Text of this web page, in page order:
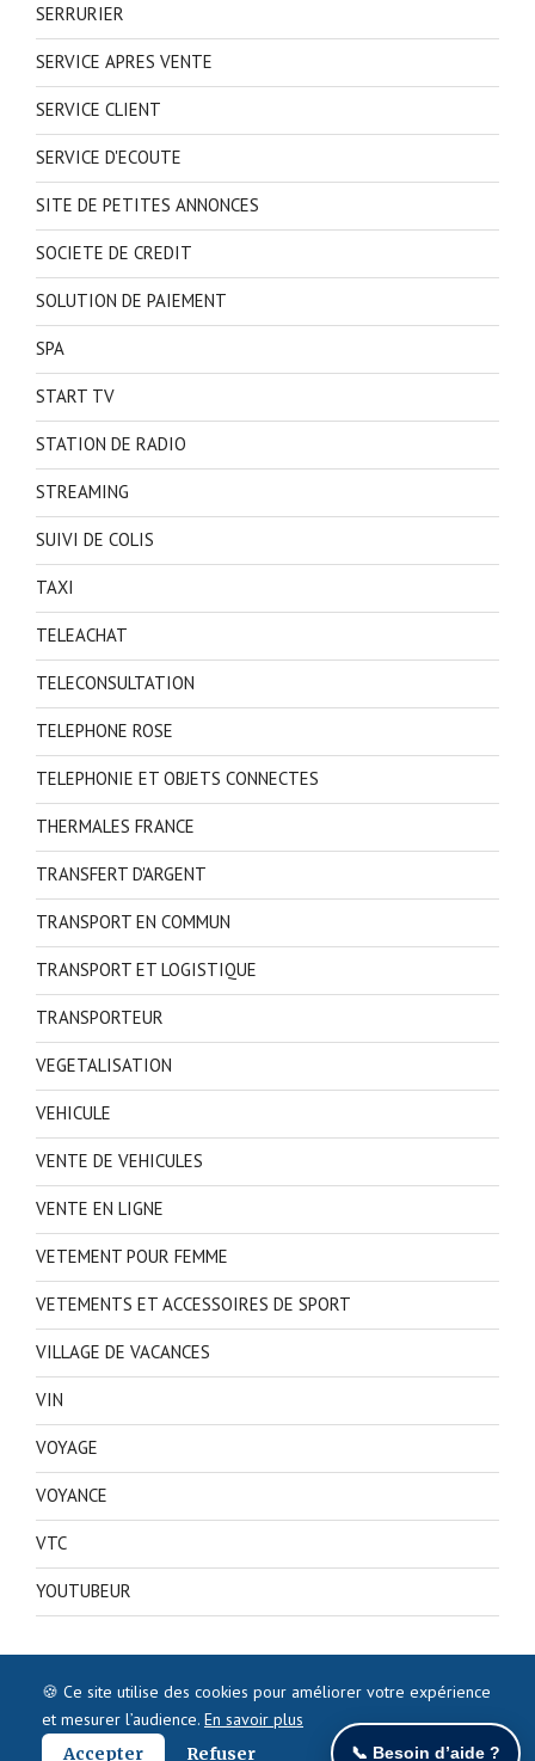
SERRURIER
SERVICE APRES VENTE
SERVICE CLIENT
SERVICE D'ECOUTE
SITE DE PETITES ANNONCES
SOCIETE DE CREDIT
SOLUTION DE PAIEMENT
SPA
START TV
STATION DE RADIO
STREAMING
SUIVI DE COLIS
TAXI
TELEACHAT
TELECONSULTATION
TELEPHONE ROSE
TELEPHONIE ET OBJETS CONNECTES
THERMALES FRANCE
TRANSFERT D'ARGENT
TRANSPORT EN COMMUN
TRANSPORT ET LOGISTIQUE
TRANSPORTEUR
VEGETALISATION
VEHICULE
VENTE DE VEHICULES
VENTE EN LIGNE
VETEMENT POUR FEMME
VETEMENTS ET ACCESSOIRES DE SPORT
VILLAGE DE VACANCES
VIN
VOYAGE
VOYANCE
VTC
YOUTUBEUR
🍪 Ce site utilise des cookies pour améliorer votre expérience
et mesurer l’audience. En savoir plus
Accepter
Refuser 📞 Besoin d’aide ?